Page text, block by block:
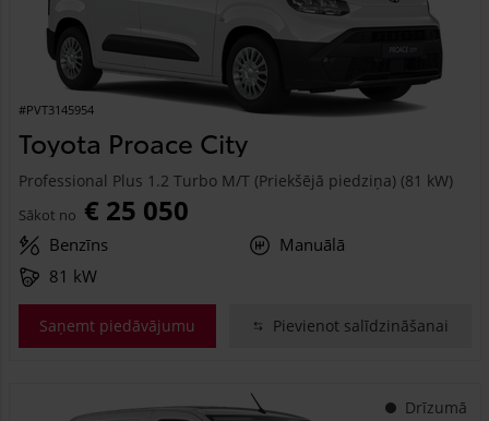
#PVT3145954
Toyota Proace City
Professional Plus 1.2 Turbo M/T (Priekšējā piedziņa) (81 kW)
Sākot no € 25 050
Benzīns
Manuālā
81 kW
Saņemt piedāvājumu Pievienot salīdzināšanai
Drīzumā